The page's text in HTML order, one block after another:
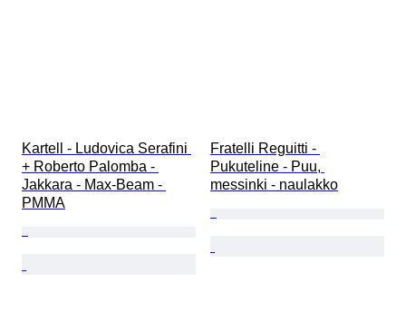
Kartell - Ludovica Serafini
+ Roberto Palomba -
Jakkara - Max-Beam -
PMMA
Fratelli Reguitti -
Pukuteline - Puu,
messinki - naulakko